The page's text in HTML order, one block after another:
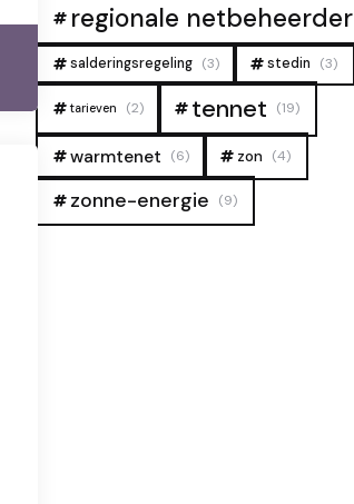
regionale netbeheerder
salderingsregeling (3) stedin (3)
tarieven (2) tennet (19)
warmtenet (6) zon (4)
zonne-energie (9)